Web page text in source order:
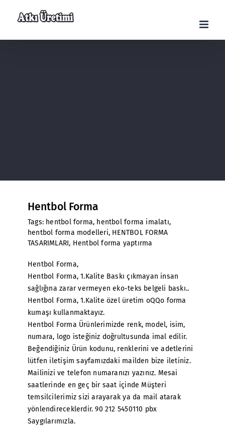
Hentbol Forma
Tags: hentbol forma, hentbol forma imalatı,
hentbol forma modelleri, HENTBOL FORMA
TASARIMLARI, Hentbol forma yaptırma
Hentbol Forma,
Hentbol Forma, 1.Kalite Baskı çıkmayan insan
sağlığına zarar vermeyen eko-teks belgeli baskı..
Hentbol Forma, 1.Kalite özel üretim oQQo forma
kumaşı kullanmaktayız.
Hentbol Forma Ürünlerimizde renk, model, isim,
numara, logo isteğiniz doğrultusunda imal edilir.
Beğendiğiniz Ürün kodunu, renklerini ve adetlerini
lütfen iletişim sayfamızdaki mailden bize iletiniz.
Mailinizi ve telefon numaranızı yazınız. Mesai
saatlerinde en geç bir saat içinde Müşteri
temsilcilerimiz sizi arayarak ya da mail atarak
yönlendireceklerdir. 90 212 5450110 pbx
Saygılarımızla.